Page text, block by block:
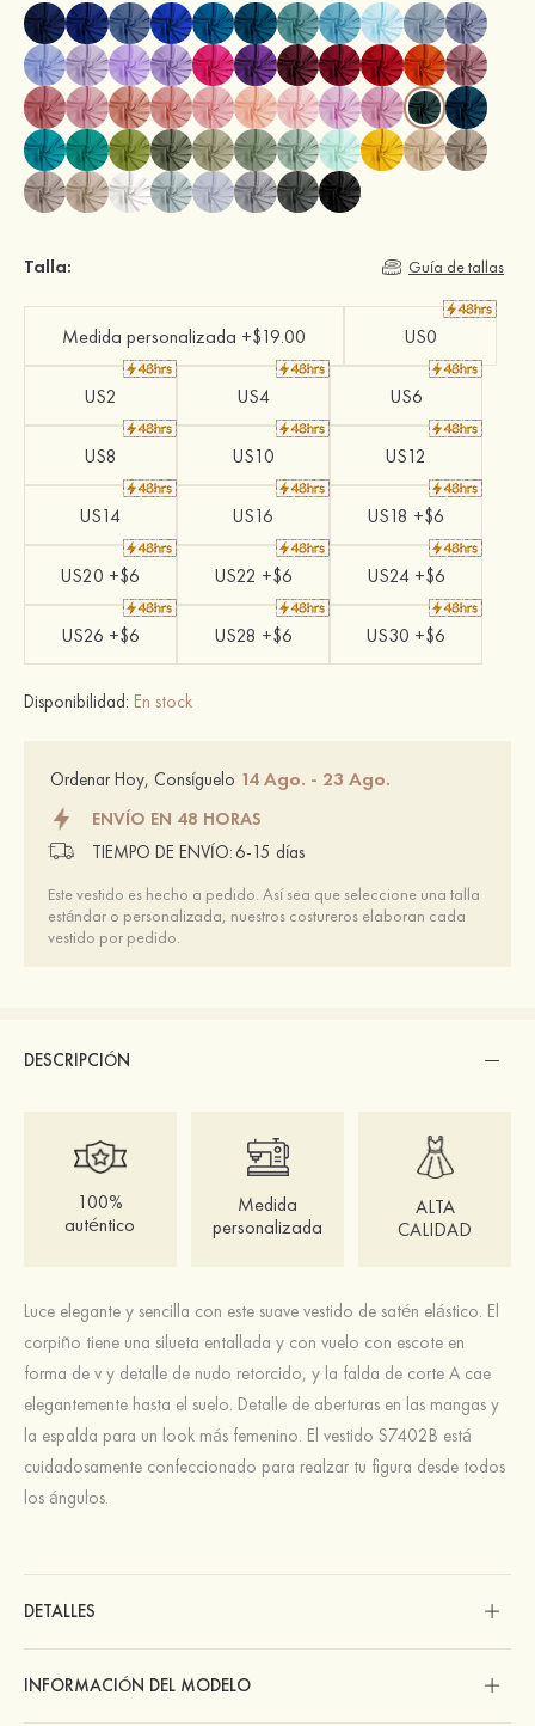
Talla: Guía de tallas
Medida personalizada +$19.00 US0
US2 US4 US6
US8 US10 US12
US14 US16 US18 +$6
US20 +$6 US22 +$6 US24 +$6
US26 +$6 US28 +$6 US30 +$6
Disponibilidad: En stock
Ordenar Hoy, Consíguelo 14 Ago. - 23 Ago.
ENVÍO EN 48 HORAS
TIEMPO DE ENVÍO: 6-15 días
Este vestido es hecho a pedido. Así sea que seleccione una talla
estándar o personalizada, nuestros costureros elaboran cada
vestido por pedido.
DESCRIPCIÓN
100%
auténtico
Medida
personalizada
ALTA
CALIDAD
Luce elegante y sencilla con este suave vestido de satén elástico. El
corpiño tiene una silueta entallada y con vuelo con escote en
forma de v y detalle de nudo retorcido, y la falda de corte A cae
elegantemente hasta el suelo. Detalle de aberturas en las mangas y
la espalda para un look más femenino. El vestido S7402B está
cuidadosamente confeccionado para realzar tu figura desde todos
los ángulos.
DETALLES
INFORMACIÓN DEL MODELO